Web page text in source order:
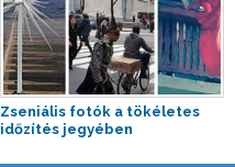
Zseniális fotók a tökéletes
időzítés jegyében